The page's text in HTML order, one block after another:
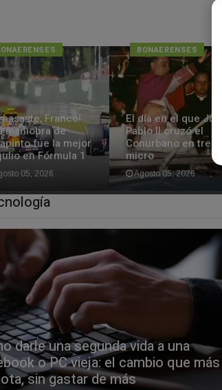
pasaste, Franco!
maniobra de
fue la mejor
en Fórmula 1
05, 2026
BONAERENSES
El día en el que Juan
Pablo II cruzó el
Conurbano en tren y
micro
Agosto 05, 2026
darle una segunda vida a una
o PC vieja: el cambio que más
sin gastar de más